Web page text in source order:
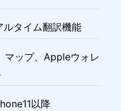
タイム翻訳機能
ップ、Appleウォレ
以降